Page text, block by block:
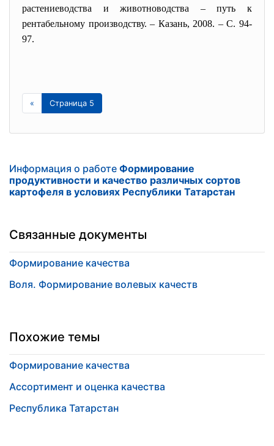
растениеводства и животноводства – путь к
рентабельному производству. – Казань, 2008. – С. 94-
97.
« Страница 5
Информация о работе Формирование
продуктивности и качество различных сортов
картофеля в условиях Республики Татарстан
Связанные документы
Формирование качества
Воля. Формирование волевых качеств
Похожие темы
Формирование качества
Ассортимент и оценка качества
Республика Татарстан